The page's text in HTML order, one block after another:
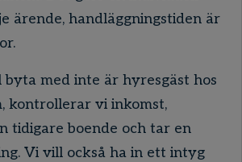
ärende, handläggningstiden är
byta med inte är hyresgäst hos
kontrollerar vi inkomst,
tidigare boende och tar en
Vi vill också ha in ett intyg